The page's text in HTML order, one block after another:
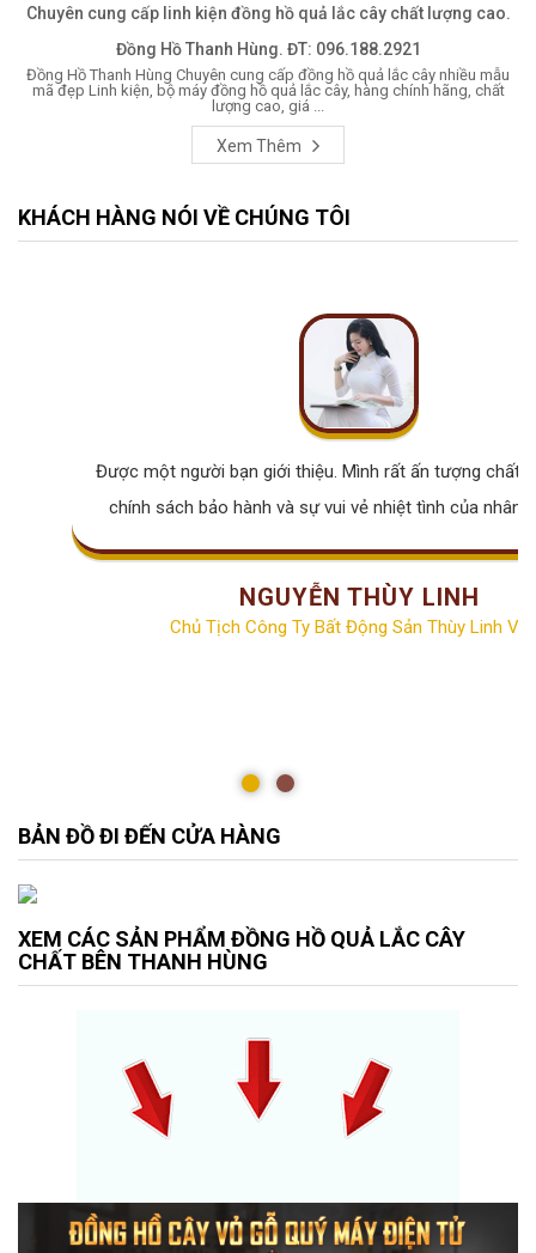
Chuyên cung cấp linh kiện đồng hồ quả lắc cây chất lượng cao.
Đồng Hồ Thanh Hùng. ĐT: 096.188.2921
Đồng Hồ Thanh Hùng Chuyên cung cấp đồng hồ quả lắc cây nhiều mẫu
mã đẹp Linh kiện, bộ máy đồng hồ quả lắc cây, hàng chính hãng, chất
lượng cao, giá ...
Xem Thêm
KHÁCH HÀNG NÓI VỀ CHÚNG TÔI
Được một người bạn giới thiệu. Mình rất ấn tượng chất
chính sách bảo hành và sự vui vẻ nhiệt tình của nhân
NGUYỄN THÙY LINH
Chủ Tịch Công Ty Bất Động Sản Thùy Linh
BẢN ĐỒ ĐI ĐẾN CỬA HÀNG
XEM CÁC SẢN PHẨM ĐỒNG HỒ QUẢ LẮC CÂY
CHẤT BÊN THANH HÙNG